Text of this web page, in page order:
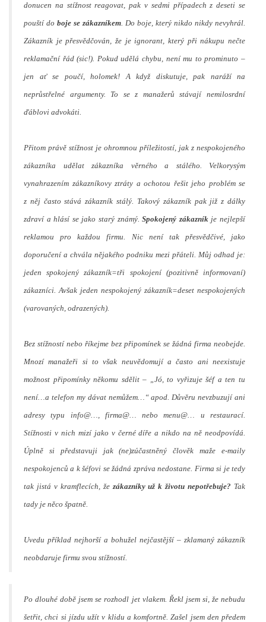
donucen na stížnost reagovat, pak v sedmi případech z deseti se
pouští do boje se zákazníkem. Do boje, který nikdo nikdy nevyhrál.
Zákazník je přesvědčován, že je ignorant, který při nákupu nečte
reklamační řád (sic!). Pokud udělá chybu, není mu to prominuto –
jen ať se poučí, holomek! A když diskutuje, pak naráží na
neprůstřelné argumenty. To se z manažerů stávají nemilosrdní
ďáblovi advokáti.
Přitom právě stížnost je ohromnou příležitostí, jak z nespokojeného
zákazníka udělat zákazníka věrného a stálého. Velkorysým
vynahrazením zákazníkovy ztráty a ochotou řešit jeho problém se
z něj často stává zákazník stálý. Takový zákazník pak již z dálky
zdraví a hlásí se jako starý známý.Spokojený zákazníkje nejlepší
reklamou pro každou firmu. Nic není tak přesvědčivé, jako
doporučení a chvála nějakého podniku mezi přáteli. Můj odhad je:
jeden spokojený zákazník=tři spokojení (pozitivně informovaní)
zákazníci. Avšak jeden nespokojený zákazník=deset nespokojených
(varovaných, odrazených).
Bez stížností nebo říkejme bez připomínek se žádná firma neobejde.
Mnozí manažeři si to však neuvědomují a často ani neexistuje
možnost připomínky někomu sdělit – „Jó, to vyřizuje šéf a ten tu
není…a telefon my dávat nemůžem…“ apod. Důvěru nevzbuzují ani
adresy typu info@…, firma@… nebo menu@… u restaurací.
Stížnosti v nich mizí jako v černé díře a nikdo na ně neodpovídá.
Úplně si představuji jak (ne)zúčastněný člověk maže e-maily
nespokojenců a k šéfovi se žádná zpráva nedostane. Firma si je tedy
tak jistá v kramflecích, žezákazníky už k životu nepotřebuje? Tak
tady je něco špatně.
Uvedu příklad nejhorší a bohužel nejčastější – zklamaný zákazník
neobdaruje firmu svou stížností.
Po dlouhé době jsem se rozhodl jet vlakem. Řekl jsem si, že nebudu
šetřit, chci si jízdu užít v klidu a komfortně. Zašel jsem den předem